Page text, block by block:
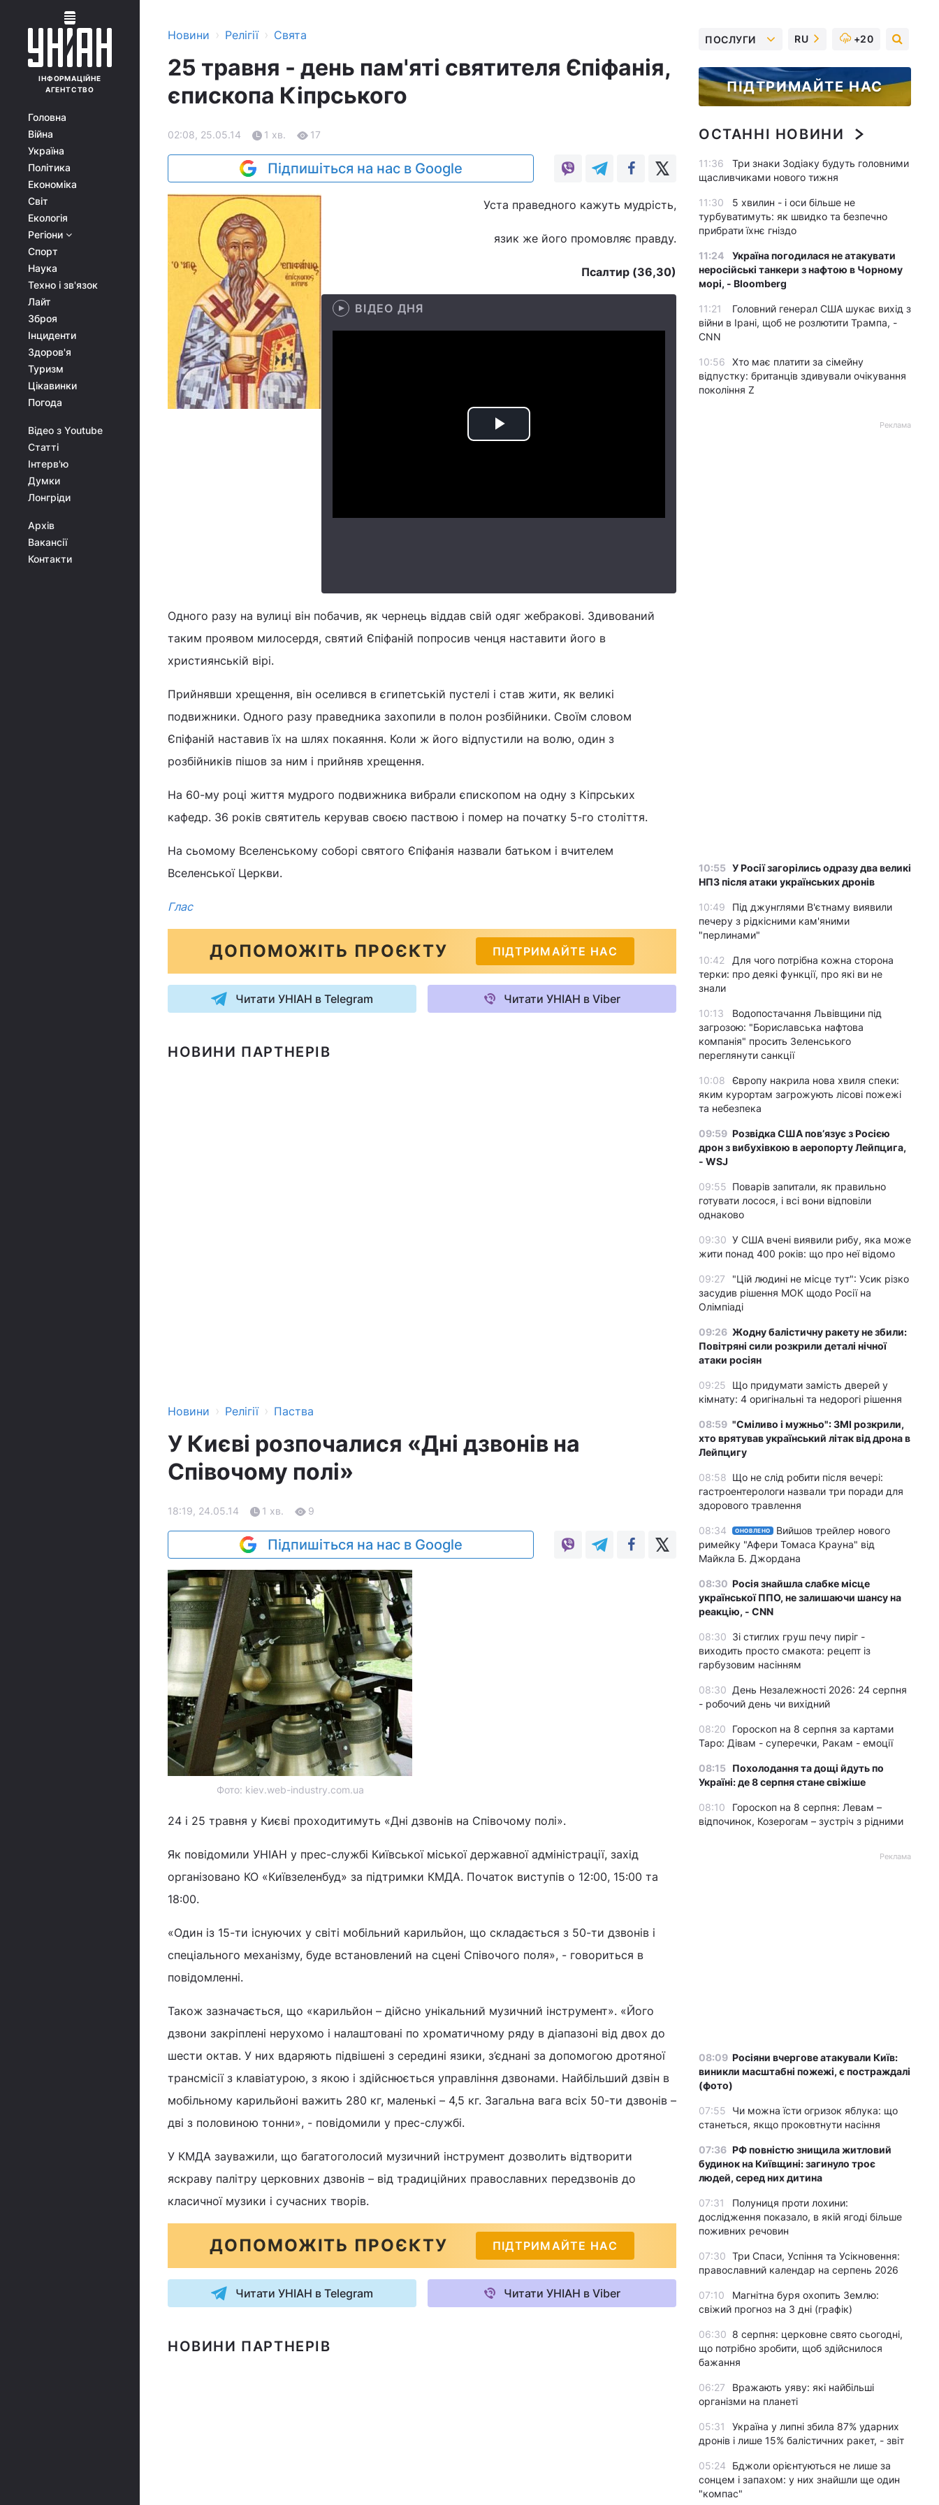
ІНФОРМАЦІЙНЕ
АГЕНТСТВО
Головна
Війна
Україна
Політика
Економіка
Світ
Екологія
Регіони
Спорт
Наука
Техно і зв'язок
Лайт
Зброя
Інциденти
Здоров'я
Туризм
Цікавинки
Погода
Відео з Youtube
Статті
Інтерв'ю
Думки
Лонгріди
Архів
Вакансії
Контакти
Новини › Релігії › Свята
25 травня - день пам'яті святителя Єпіфанія,
єпископа Кіпрського
02:08, 25.05.14 1 хв. 17
Підпишіться на нас в Google
Уста праведного кажуть мудрість,
язик же його промовляє правду.
Псалтир (36,30)
ВІДЕО ДНЯ
Play
Одного разу на вулиці він побачив, як чернець віддав свій одяг жебракові. Здивований
таким проявом милосердя, святий Єпіфаній попросив ченця наставити його в
християнській вірі.
Прийнявши хрещення, він оселився в єгипетській пустелі і став жити, як великі
подвижники. Одного разу праведника захопили в полон розбійники. Своїм словом
Єпіфаній наставив їх на шлях покаяння. Коли ж його відпустили на волю, один з
розбійників пішов за ним і прийняв хрещення.
На 60-му році життя мудрого подвижника вибрали єпископом на одну з Кіпрських
кафедр. 36 років святитель керував своєю паствою і помер на початку 5-го століття.
На сьомому Вселенському соборі святого Єпіфанія назвали батьком і вчителем
Вселенської Церкви.
Глас
ДОПОМОЖІТЬ ПРОЄКТУ ПІДТРИМАЙТЕ НАС
Читати УНІАН в Telegram Читати УНІАН в Viber
НОВИНИ ПАРТНЕРІВ
Новини › Релігії › Паства
У Києві розпочалися «Дні дзвонів на
Співочому полі»
18:19, 24.05.14 1 хв. 9
Підпишіться на нас в Google
Фото: kiev.web-industry.com.ua
24 і 25 травня у Києві проходитимуть «Дні дзвонів на Співочому полі».
Як повідомили УНІАН у прес-службі Київської міської державної адміністрації, захід
організовано КО «Київзеленбуд» за підтримки КМДА. Початок виступів о 12:00, 15:00 та
18:00.
«Один із 15-ти існуючих у світі мобільний карильйон, що складається з 50-ти дзвонів і
спеціального механізму, буде встановлений на сцені Співочого поля», - говориться в
повідомленні.
Також зазначається, що «карильйон – дійсно унікальний музичний інструмент». «Його
дзвони закріплені нерухомо і налаштовані по хроматичному ряду в діапазоні від двох до
шести октав. У них вдаряють підвішені з середині язики, з’єднані за допомогою дротяної
трансмісії з клавіатурою, з якою і здійснюється управління дзвонами. Найбільший дзвін в
мобільному карильйоні важить 280 кг, маленькі – 4,5 кг. Загальна вага всіх 50-ти дзвонів –
дві з половиною тонни», - повідомили у прес-службі.
У КМДА зауважили, що багатоголосий музичний інструмент дозволить відтворити
яскраву палітру церковних дзвонів – від традиційних православних передзвонів до
класичної музики і сучасних творів.
ДОПОМОЖІТЬ ПРОЄКТУ ПІДТРИМАЙТЕ НАС
Читати УНІАН в Telegram Читати УНІАН в Viber
НОВИНИ ПАРТНЕРІВ
ПОСЛУГИ RU +20
ПІДТРИМАЙТЕ НАС
ОСТАННІ НОВИНИ
11:36
Три знаки Зодіаку будуть головними
щасливчиками нового тижня
11:30
5 хвилин - і оси більше не
турбуватимуть: як швидко та безпечно
прибрати їхнє гніздо
11:24
Україна погодилася не атакувати
неросійські танкери з нафтою в Чорному
морі, - Bloomberg
11:21
Головний генерал США шукає вихід з
війни в Ірані, щоб не розлютити Трампа, -
CNN
10:56
Хто має платити за сімейну
відпустку: британців здивували очікування
покоління Z
Реклама
10:55 У Росії загорілись одразу два великі
НПЗ після атаки українських дронів
10:49
Під джунглями В'єтнаму виявили
печеру з рідкісними кам'яними
"перлинами"
10:42
Для чого потрібна кожна сторона
терки: про деякі функції, про які ви не
знали
10:13
Водопостачання Львівщини під
загрозою: "Бориславська нафтова
компанія" просить Зеленського
переглянути санкції
10:08
Європу накрила нова хвиля спеки:
яким курортам загрожують лісові пожежі
та небезпека
09:59 Розвідка США пов’язує з Росією
дрон з вибухівкою в аеропорту Лейпцига,
- WSJ
09:55 Поварів запитали, як правильно
готувати лосося, і всі вони відповіли
однаково
09:30 У США вчені виявили рибу, яка може
жити понад 400 років: що про неї відомо
09:27
"Цій людині не місце тут": Усик різко
засудив рішення МОК щодо Росії на
Олімпіаді
09:26 Жодну балістичну ракету не збили:
Повітряні сили розкрили деталі нічної
атаки росіян
09:25
Що придумати замість дверей у
кімнату: 4 оригінальні та недорогі рішення
08:59 "Сміливо і мужньо": ЗМІ розкрили,
хто врятував український літак від дрона в
Лейпцигу
08:58 Що не слід робити після вечері:
гастроентерологи назвали три поради для
здорового травлення
08:34 ОНОВЛЕНО
Вийшов трейлер нового
римейку "Афери Томаса Крауна" від
Майкла Б. Джордана
08:30 Росія знайшла слабке місце
української ППО, не залишаючи шансу на
реакцію, - CNN
08:30 Зі стиглих груш печу пиріг -
виходить просто смакота: рецепт із
гарбузовим насінням
08:30 День Незалежності 2026: 24 серпня
- робочий день чи вихідний
08:20
Гороскоп на 8 серпня за картами
Таро: Дівам - суперечки, Ракам - емоції
08:15 Похолодання та дощі йдуть по
Україні: де 8 серпня стане свіжіше
08:10
Гороскоп на 8 серпня: Левам –
відпочинок, Козерогам – зустріч з рідними
Реклама
08:09 Росіяни вчергове атакували Київ:
виникли масштабні пожежі, є постраждалі
(фото)
07:55
Чи можна їсти огризок яблука: що
станеться, якщо проковтнути насіння
07:36 РФ повністю знищила житловий
будинок на Київщині: загинуло троє
людей, серед них дитина
07:31
Полуниця проти лохини:
дослідження показало, в якій ягоді більше
поживних речовин
07:30 Три Спаси, Успіння та Усікновення:
православний календар на серпень 2026
07:10
Магнітна буря охопить Землю:
свіжий прогноз на 3 дні (графік)
06:30 8 серпня: церковне свято сьогодні,
що потрібно зробити, щоб здійснилося
бажання
06:27
Вражають уяву: які найбільші
організми на планеті
05:31
Україна у липні збила 87% ударних
дронів і лише 15% балістичних ракет, - звіт
05:24
Бджоли орієнтуються не лише за
сонцем і запахом: у них знайшли ще один
"компас"